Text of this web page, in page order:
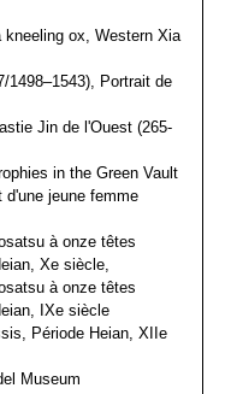
ox, Western Xia
1498–1543), Portrait de
Jin de l'Ouest (265-
in the Green Vault
d'une jeune femme
à onze têtes
Xe siècle,
à onze têtes
IXe siècle
Période Heian, XIIe
Museum